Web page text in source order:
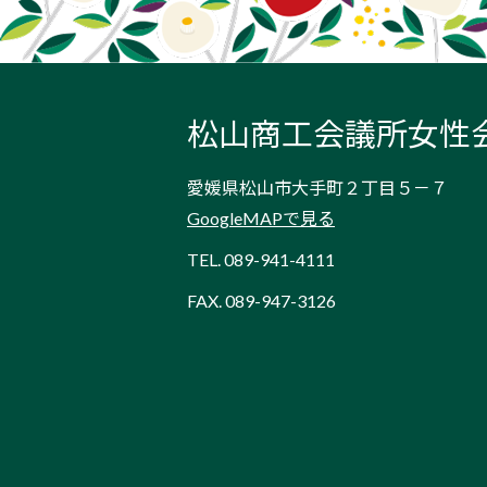
松山商工会議所女性
愛媛県松山市大手町２丁目５－７
GoogleMAPで見る
TEL.089-941-4111
FAX. 089-947-3126